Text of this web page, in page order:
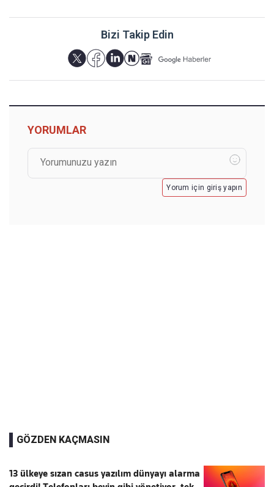
Bizi Takip Edin
YORUMLAR
Yorum için giriş yapın
GÖZDEN KAÇMASIN
13 ülkeye sızan casus yazılım dünyayı alarma